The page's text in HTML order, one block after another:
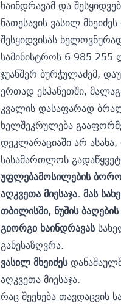
ხაინდრავამ და
ნათესავის ვასილ
შესყიდვისას
სამინისტროს 6 985 255
ჯუანშერ ბურჭულაძემ,
ერთად ესპანეთში,
კვალის დასაფარად
ხელშეკრულება
დეკლარაციაში არ
სასამართლოს
უფლებამოსილების
აღკვეთა მიესაჯა. მას
თბილისში, ნუშის
გიორგი ხაინდრავას
განესაზღვრა.
ვასილ მხეიძეს
აღკვეთა მიესაჯა.
რაც შეეხება თავდაცვის